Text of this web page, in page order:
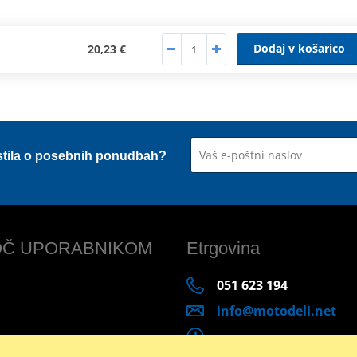
20,23 € Dodaj v košarico
o posebnih ponudbah?
UPORABNIKOM Etrgovina
051 623 194
info@motodeli.net